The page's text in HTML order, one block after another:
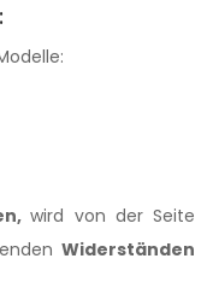
wird von der Seite
Widerständen